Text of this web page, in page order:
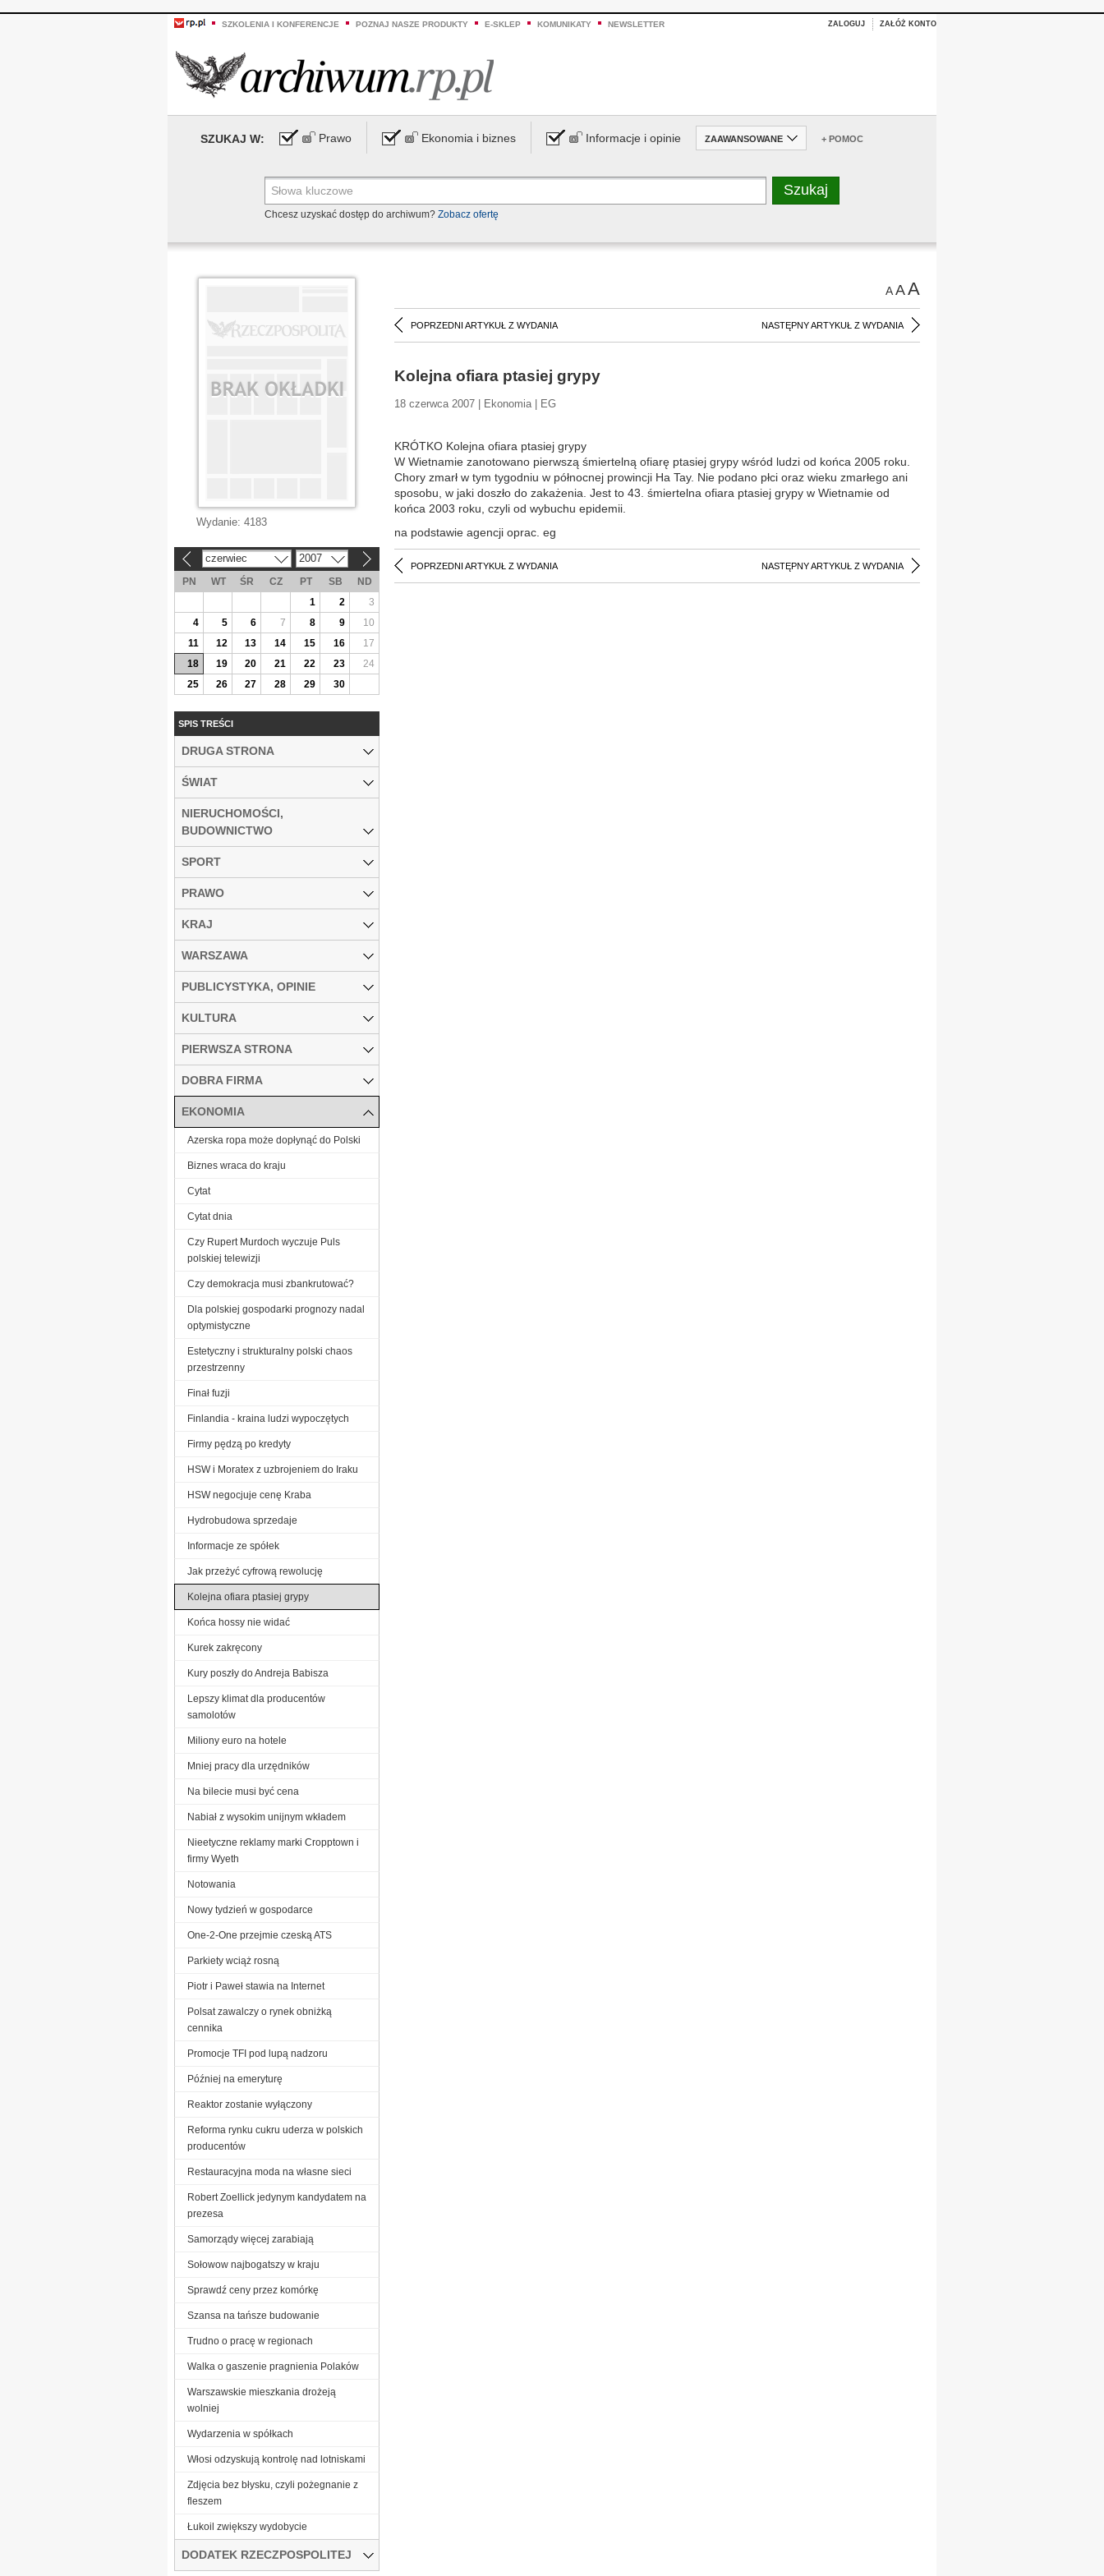
SZKOLENIA I KONFERENCJE POZNAJ NASZE PRODUKTY E-SKLEP KOMUNIKATY NEWSLETTER ZALOGUJ ZAŁÓŻ KONTO
SZUKAJ W: Prawo Ekonomia i biznes Informacje i opinie ZAAWANSOWANE + POMOC
Chcesz uzyskać dostęp do archiwum? Zobacz ofertę
AAA
POPRZEDNI ARTYKUŁ Z WYDANIA NASTĘPNY ARTYKUŁ Z WYDANIA
Kolejna ofiara ptasiej grypy
18 czerwca 2007 | Ekonomia | EG
KRÓTKO Kolejna ofiara ptasiej grypy
W Wietnamie zanotowano pierwszą śmiertelną ofiarę ptasiej grypy wśród ludzi od końca 2005 roku.
Chory zmarł w tym tygodniu w północnej prowincji Ha Tay. Nie podano płci oraz wieku zmarłego ani
sposobu, w jaki doszło do zakażenia. Jest to 43. śmiertelna ofiara ptasiej grypy w Wietnamie od
końca 2003 roku, czyli od wybuchu epidemii.
na podstawie agencji oprac. eg
POPRZEDNI ARTYKUŁ Z WYDANIA NASTĘPNY ARTYKUŁ Z WYDANIA
Wydanie: 4183
czerwiec 2007
PN WT ŚR CZ PT SB
ND
1
2
3
4
5 6 7 8 9
10
11
12 13 14 15 16
17
18
19 20 21 22 23
24
25
26 27 28 29 30
SPIS TREŚCI
DRUGA STRONA
ŚWIAT
NIERUCHOMOŚCI,
BUDOWNICTWO
SPORT
PRAWO
KRAJ
WARSZAWA
PUBLICYSTYKA, OPINIE
KULTURA
PIERWSZA STRONA
DOBRA FIRMA
EKONOMIA
Azerska ropa może dopłynąć do Polski
Biznes wraca do kraju
Cytat
Cytat dnia
Czy Rupert Murdoch wyczuje Puls
polskiej telewizji
Czy demokracja musi zbankrutować?
Dla polskiej gospodarki prognozy nadal
optymistyczne
Estetyczny i strukturalny polski chaos
przestrzenny
Finał fuzji
Finlandia - kraina ludzi wypoczętych
Firmy pędzą po kredyty
HSW i Moratex z uzbrojeniem do Iraku
HSW negocjuje cenę Kraba
Hydrobudowa sprzedaje
Informacje ze spółek
Jak przeżyć cyfrową rewolucję
Kolejna ofiara ptasiej grypy
Końca hossy nie widać
Kurek zakręcony
Kury poszły do Andreja Babisza
Lepszy klimat dla producentów
samolotów
Miliony euro na hotele
Mniej pracy dla urzędników
Na bilecie musi być cena
Nabiał z wysokim unijnym wkładem
Nieetyczne reklamy marki Cropptown i
firmy Wyeth
Notowania
Nowy tydzień w gospodarce
One-2-One przejmie czeską ATS
Parkiety wciąż rosną
Piotr i Paweł stawia na Internet
Polsat zawalczy o rynek obniżką
cennika
Promocje TFI pod lupą nadzoru
Później na emeryturę
Reaktor zostanie wyłączony
Reforma rynku cukru uderza w polskich
producentów
Restauracyjna moda na własne sieci
Robert Zoellick jedynym kandydatem na
prezesa
Samorządy więcej zarabiają
Sołowow najbogatszy w kraju
Sprawdź ceny przez komórkę
Szansa na tańsze budowanie
Trudno o pracę w regionach
Walka o gaszenie pragnienia Polaków
Warszawskie mieszkania drożeją
wolniej
Wydarzenia w spółkach
Włosi odzyskują kontrolę nad lotniskami
Zdjęcia bez błysku, czyli pożegnanie z
fleszem
Łukoil zwiększy wydobycie
DODATEK RZECZPOSPOLITEJ